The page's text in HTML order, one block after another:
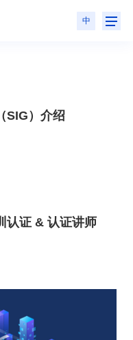
中
SIG）介绍
认证 & 认证讲师